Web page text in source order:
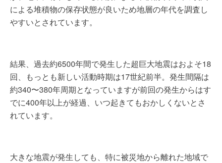
による堆積物の保存状態が良いため地層の年代を調査し
やすいとされています。
結果、過去約6500年間で発生した超巨大地震はおよそ18
回、もっとも新しい活動時期は17世紀前半。発生間隔は
約340〜380年周期となっていますが前回の発生からはす
でに400年以上が経過、いつ起きてもおかしくないとさ
れています。
大きな地震が発生しても、特に被災地から離れた地域で